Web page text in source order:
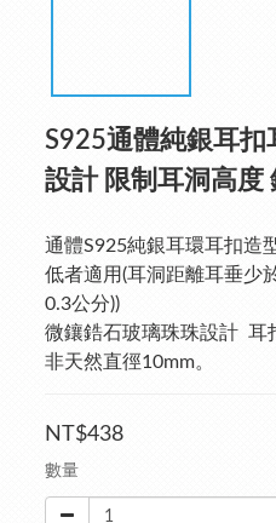
S925通體純銀耳扣
設計 限制耳洞高度
通體S925純銀耳環耳扣造
低者適用(耳洞距離耳垂少
0.3公分))
微鑲鋯石玻璃珠珠設計  耳
非天然直徑10mm。
NT$438
數量